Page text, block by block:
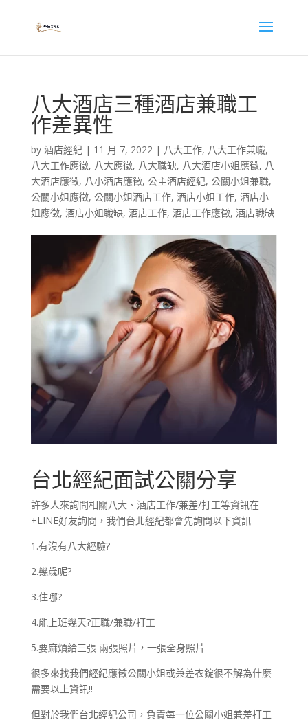
八大酒店三種酒店兼職工
作差異性
by 酒店經紀| 11 月 7, 2022| 八大工作, 八大工作兼職,
八大工作應徵, 八大應徵, 八大職缺, 八大酒店小姐應徵, 八
大酒店應徵, 八小酒店應徵, 公主酒店經紀, 公關小姐兼職,
公關小姐應徵, 公關小姐酒店工作, 酒店小姐工作, 酒店小
姐應徵, 酒店小姐職缺, 酒店工作, 酒店工作應徵, 酒店職缺
台北經紀面試公關分享
許多人來詢問相關八大、酒店工作/兼差/打工等資訊在
+LINE好友詢問，我們台北經紀都會先詢問以下資訊
1.有沒有八大經驗?
2.幾歲呢?
3.住哪?
4.能上班幾天?正職/兼職/打工
5.要麻煩給三張 兩張照片，一張全身照片
很多來找我們經紀應徵公關小姐或兼差衣錠很不解為什麼
需要以上資訊!!
但對於我們台北經紀公司，負責每一位公關小姐兼差打工